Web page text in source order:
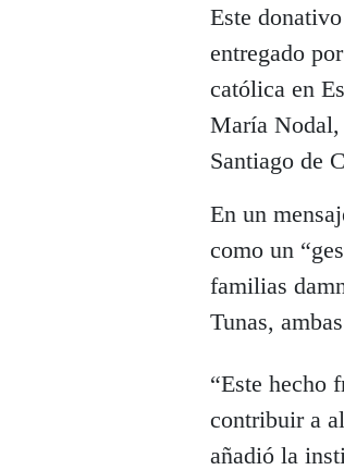
Este
entregado
católica en
María Nodal,
Santiago de
En un
como un
familias
Tunas,
“Este hecho
contribuir a
añadió la